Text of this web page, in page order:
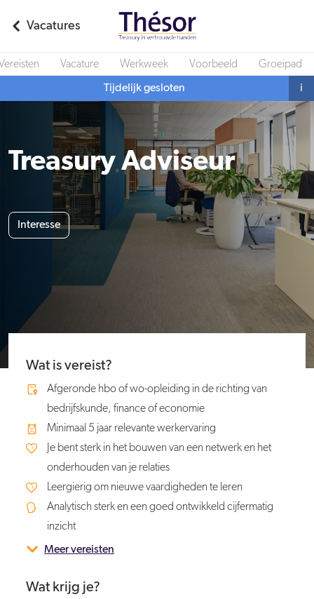
Vacatures
Vacature Werkweek Voorbeeld Groeipad
Tijdelijk gesloten i
Treasury Adviseur
Interesse
Wat is vereist?
Afgeronde hbo of wo-opleiding in de richting van
bedrijfskunde, finance of economie
Minimaal 5 jaar relevante werkervaring
Je bent sterk in het bouwen van een netwerk en het
onderhouden van je relaties
Leergierig om nieuwe vaardigheden te leren
Analytisch sterk en een goed ontwikkeld cijfermatig
inzicht
Meer vereisten
Wat krijg je?